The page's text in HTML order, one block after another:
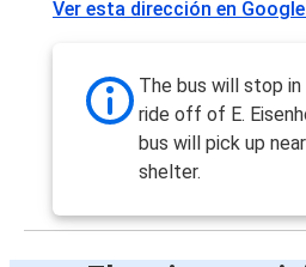
Ver esta dirección en
The bus will stop
ride off of E.
bus will pick up
shelter.